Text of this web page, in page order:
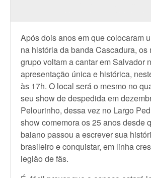
Após dois anos em que colocaram
na história da banda Cascadura, os
grupo voltam a cantar em Salvador
apresentação única e histórica,
às 17h. O local será o mesmo no
seu show de despedida em
Pelourinho, dessa vez no Largo
show comemora os 25 anos desde
baiano passou a escrever sua
brasileiro e conquistar, em linha
legião de fãs.